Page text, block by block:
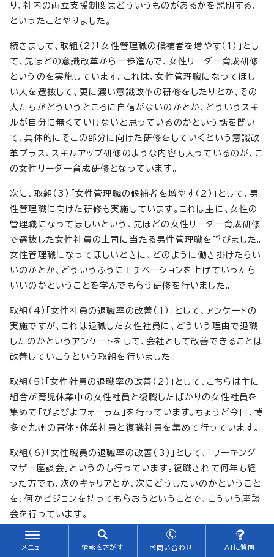
り、社内の両立支援制度はどういうものがあるかを説明する、
といったことやりました。
続きまして、取組（2）「女性管理職の候補者を増やす（1）」とし
て、先ほどの意識改革から一歩進んで、女性リーダー育成研修
というのを実施しています。これは、女性管理職になってほし
い人を選抜して、更に濃い意識改革の研修をしたりとか、その
人たちがどういうところに自信がないのかとか、どういうスキ
ルが自分に無くていけないと思っているのかという話を聞い
て、具体的にそこの部分に向けた研修をしていくという意識改
革プラス、スキルアップ研修のような内容も入っているのが、こ
の女性リーダー育成研修となっています。
次に、取組（3）「女性管理職の候補者を増やす（2）」として、男
性管理職に向けた研修も実施しています。これは主に、女性の
管理職になってほしいという、先ほどの女性リーダー育成研修
で選抜した女性社員の上司に当たる男性管理職を呼びました。
女性管理職になってほしいときに、どのように働き掛けたらい
いのかとか、どういうふうにモチベーションを上げていったら
いいのかということを学んでもらう研修を行いました。
取組（4）「女性社員の退職率の改善（1）」として、アンケートの
実施ですが、これは退職した女性社員に、どういう理由で退職
したのかというアンケートをして、会社として改善できることは
改善していこうという取組を行いました。
取組（5）「女性社員の退職率の改善（2）」として、こちらは主に
組合が育児休業中の女性社員と復職したばかりの女性社員を
集めて「ぴよぴよフォーラム」を行っています。ちょうど今日、博
多で九州の育休・休業社員と復職社員を集めて行っています。
取組（6）「女性職員の退職率の改善（3）」として、「ワーキング
マザー座談会」というのも行っています。復職されて何年も経
った方でも、次のキャリアとか、次にどうしたいのかということ
を、何かビジョンを持ってもらおうということで、こういう座談
会を行っています。
取組（7）「トップコミットメントの発信」として、「ゆめ
メニュー 情報をさがす お問い合わせ AIに質問